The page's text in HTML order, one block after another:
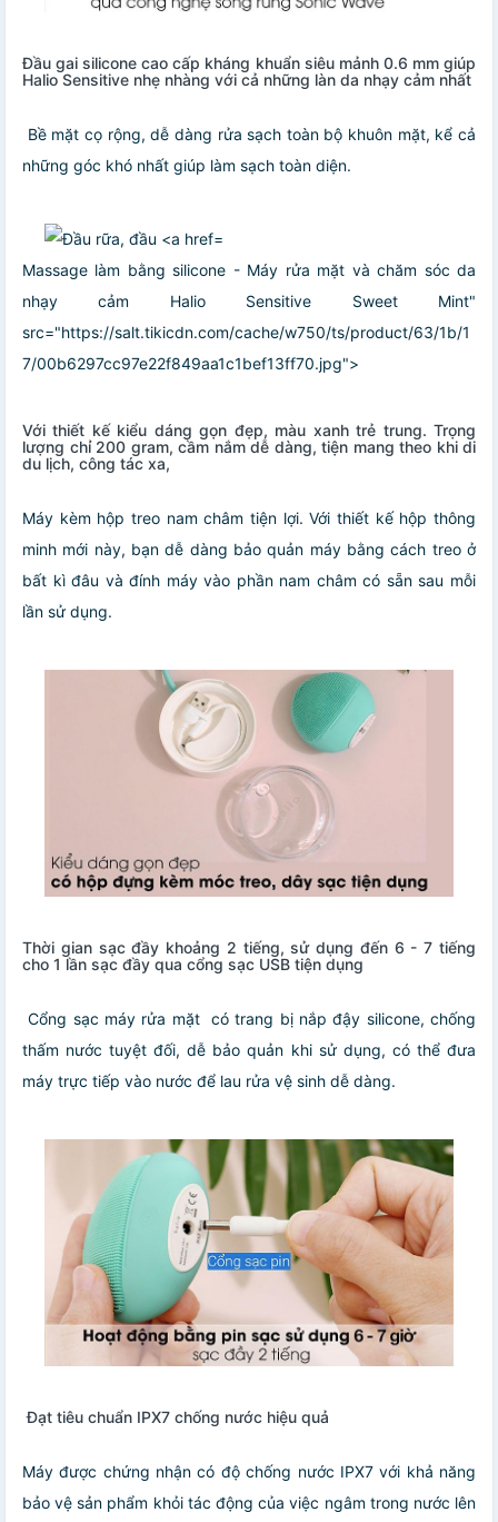
Đầu gai silicone cao cấp kháng khuẩn siêu mảnh 0.6 mm giúp
Halio Sensitive nhẹ nhàng với cả những làn da nhạy cảm nhất
Bề mặt cọ rộng, dễ dàng rửa sạch toàn bộ khuôn mặt, kể cả
những góc khó nhất giúp làm sạch toàn diện.
Massage làm bằng silicone - Máy rửa mặt và chăm sóc da
nhạy cảm Halio Sensitive Sweet Mint"
src="https://salt.tikicdn.com/cache/w750/ts/product/63/1b/1
7/00b6297cc97e22f849aa1c1bef13ff70.jpg">
Với thiết kế kiểu dáng gọn đẹp, màu xanh trẻ trung. Trọng
lượng chỉ 200 gram, cầm nắm dễ dàng, tiện mang theo khi di
du lịch, công tác xa,
Máy kèm hộp treo nam châm tiện lợi. Với thiết kế hộp thông
minh mới này, bạn dễ dàng bảo quản máy bằng cách treo ở
bất kì đâu và đính máy vào phần nam châm có sẵn sau mỗi
lần sử dụng.
Thời gian sạc đầy khoảng 2 tiếng, sử dụng đến 6 - 7 tiếng
cho 1 lần sạc đầy qua cổng sạc USB tiện dụng
Cổng sạc máy rửa mặt có trang bị nắp đậy silicone, chống
thấm nước tuyệt đối, dễ bảo quản khi sử dụng, có thể đưa
máy trực tiếp vào nước để lau rửa vệ sinh dễ dàng.
Đạt tiêu chuẩn IPX7 chống nước hiệu quả
Máy được chứng nhận có độ chống nước IPX7 với khả năng
bảo vệ sản phẩm khỏi tác động của việc ngâm trong nước lên